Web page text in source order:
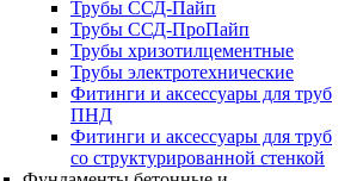
Трубы ССД-Пайп
Трубы ССД-ПроПайп
Трубы хризотилцементные
Трубы электротехнические
Фитинги и аксессуары для труб
ПНД
Фитинги и аксессуары для труб
со структурированной стенкой